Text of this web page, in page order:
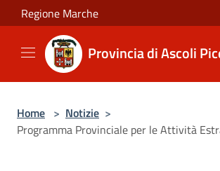
Salta al contenuto principale
Regione Marche
Provincia di Ascoli
Home > Notizie >
Programma Provinciale per le Attività